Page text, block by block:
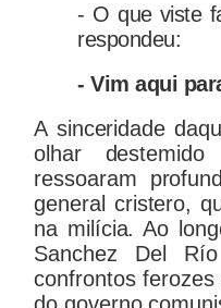
- O que viste
respondeu:
- Vim aqui
A sinceridade
olhar
ressoaram
general cristero,
na milícia. Ao
Sanchez Del
confrontos